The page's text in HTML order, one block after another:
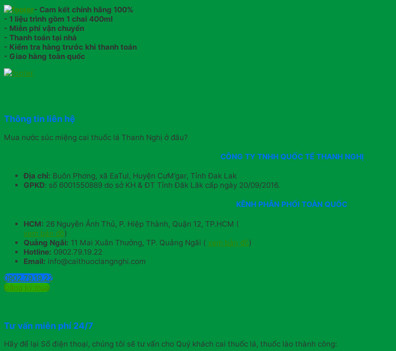
- Cam kết chính hãng 100%
- 1 liệu trình gồm 1 chai 400ml
- Miễn phí vận chuyển
- Thanh toán tại nhà
- Kiểm tra hàng trước khi thanh toán
- Giao hàng toàn quốc
Thông tin liên hệ
Mua nước súc miệng cai thuốc lá Thanh Nghị ở đâu?
CÔNG TY TNHH QUỐC TẾ THANH NGHỊ
Địa chỉ: Buôn Phơng, xã EaTul, Huyện CưM’gar, Tỉnh Đak Lak
GPKD: số 6001550889 do sở KH & ĐT Tỉnh Đăk Lăk cấp ngày 20/09/2016.
KÊNH PHÂN PHỐI TOÀN QUỐC
HCM: 26 Nguyễn Ảnh Thủ, P. Hiệp Thành, Quận 12, TP.HCM (
xem bản đồ)
Quảng Ngãi: 11 Mai Xuân Thưởng, TP. Quảng Ngãi ( xem bản đồ)
Hotline: 0902.79.19.22
Email: info@caithuoclangnghi.com
0902.79.19.22
Đăng ký mua
Tư vấn miễn phí 24/7
Hãy để lại Số điện thoại, chúng tôi sẽ tư vấn cho Quý khách cai thuốc lá, thuốc lào thành công: